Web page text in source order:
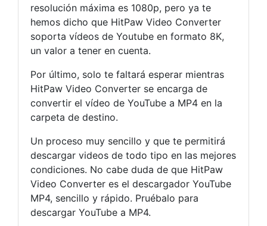
resolución máxima es 1080p, pero ya te
hemos dicho que HitPaw Video Converter
soporta vídeos de Youtube en formato 8K,
un valor a tener en cuenta.
Por último, solo te faltará esperar mientras
HitPaw Video Converter se encarga de
convertir el vídeo de YouTube a MP4 en la
carpeta de destino.
Un proceso muy sencillo y que te permitirá
descargar videos de todo tipo en las mejores
condiciones. No cabe duda de que HitPaw
Video Converter es el descargador YouTube
MP4, sencillo y rápido. Pruébalo para
descargar YouTube a MP4.